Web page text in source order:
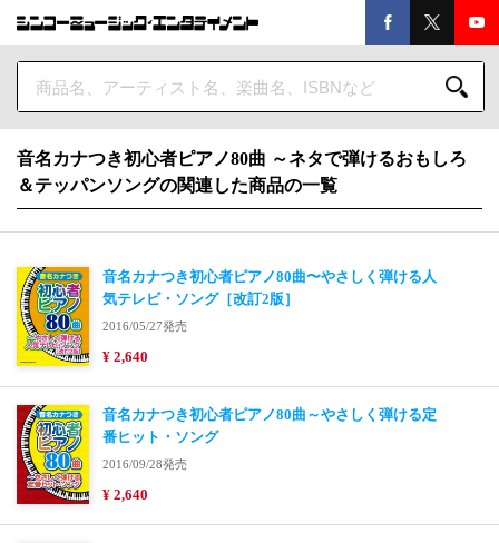
音名カナつき初心者ピアノ80曲 ～ネタで弾けるおもしろ
＆テッパンソングの関連した商品の一覧
音名カナつき初心者ピアノ80曲〜やさしく弾ける人
気テレビ・ソング［改訂2版］
2016/05/27発売
¥ 2,640
音名カナつき初心者ピアノ80曲～やさしく弾ける定
番ヒット・ソング
2016/09/28発売
¥ 2,640